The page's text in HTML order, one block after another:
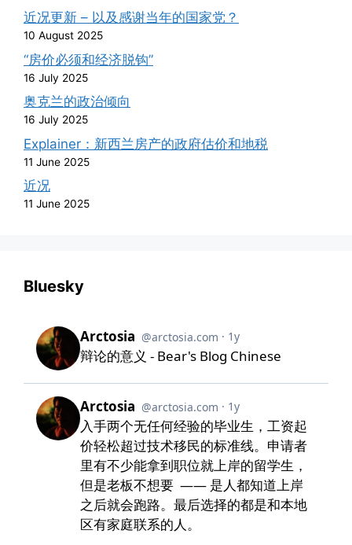
近况更新 – 以及感谢当年的国家党？
10 August 2025
“房价必须和经济脱钩”
16 July 2025
奥克兰的政治倾向
16 July 2025
Explainer：新西兰房产的政府估价和地税
11 June 2025
近况
11 June 2025
Bluesky